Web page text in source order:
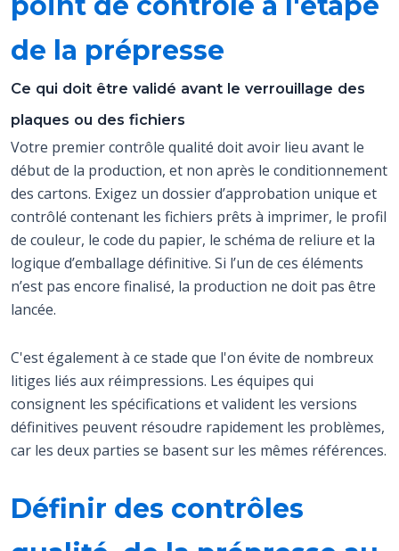
de la prépresse
Ce qui doit être validé avant le verrouillage des
plaques ou des fichiers
Votre premier contrôle qualité doit avoir lieu avant le
début de la production, et non après le conditionnement
des cartons. Exigez un dossier d’approbation unique et
contrôlé contenant les fichiers prêts à imprimer, le profil
de couleur, le code du papier, le schéma de reliure et la
logique d’emballage définitive. Si l’un de ces éléments
n’est pas encore finalisé, la production ne doit pas être
lancée.
C'est également à ce stade que l'on évite de nombreux
litiges liés aux réimpressions. Les équipes qui
consignent les spécifications et valident les versions
définitives peuvent résoudre rapidement les problèmes,
car les deux parties se basent sur les mêmes références.
Définir des contrôles